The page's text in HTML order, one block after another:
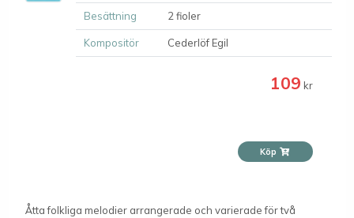
Besättning 2 fioler
Kompositör Cederlöf Egil
109 kr
Köp
Åtta folkliga melodier arrangerade och varierade för två